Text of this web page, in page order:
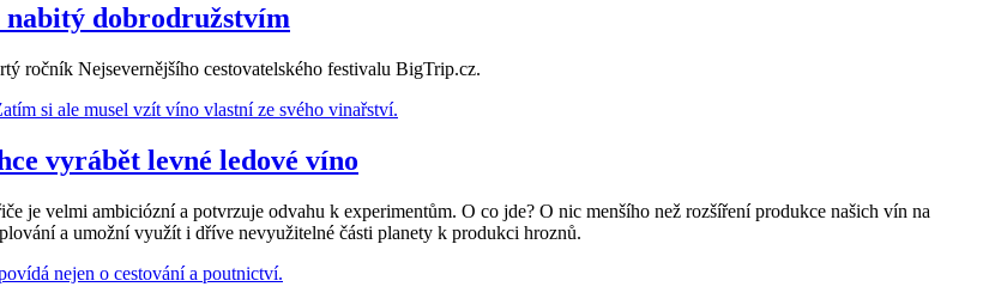
nabitý dobrodružstvím
ročník Nejsevernějšího cestovatelského festivalu BigTrip.cz.
vyrábět levné ledové víno
je velmi ambiciózní a potvrzuje odvahu k experimentům. O co jde? O nic menšího než rozšíření produkce našich vín na
a umožní využít i dříve nevyužitelné části planety k produkci hroznů.